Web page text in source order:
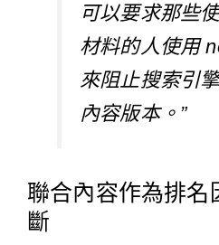
可以要求那些
材料的人使用
來阻止搜索引
內容版本。”
聯合內容作為排名
斷